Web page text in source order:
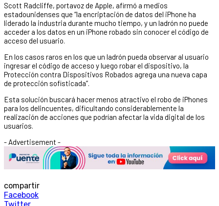
Scott Radcliffe, portavoz de Apple, afirmó a medios
estadounidenses que “la encriptación de datos del iPhone ha
liderado la industria durante mucho tiempo, y un ladrón no puede
acceder a los datos en un iPhone robado sin conocer el código de
acceso del usuario.
En los casos raros en los que un ladrón pueda observar al usuario
ingresar el código de acceso y luego robar el dispositivo, la
Protección contra Dispositivos Robados agrega una nueva capa
de protección sofisticada”.
Esta solución buscará hacer menos atractivo el robo de iPhones
para los delincuentes, dificultando considerablemente la
realización de acciones que podrían afectar la vida digital de los
usuarios.
- Advertisement -
compartir
Facebook